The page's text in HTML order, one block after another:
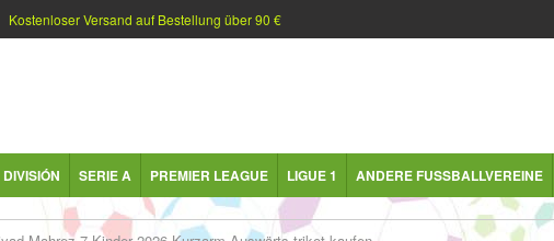
Kostenloser Versand auf Bestellung über 90 €
SERIE A PREMIER LEAGUE LIGUE 1 ANDERE FUSSBALLVEREINE